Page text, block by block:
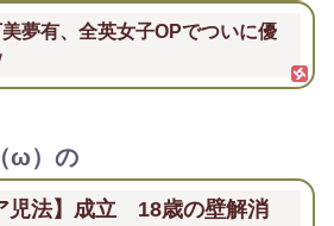
美夢有、全英女子OPでついに優
ω）の
児法】成立 18歳の壁解消